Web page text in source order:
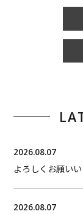
2026.08.07
よろしくお願い
2026.08.07